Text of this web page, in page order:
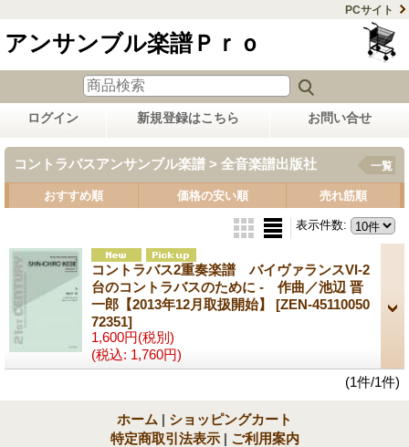
PCサイト
アンサンブル楽譜Ｐｒｏ
ログイン 新規登録はこちら お問い合せ
コントラバスアンサンブル楽譜 > 全音楽譜出版社 一覧
おすすめ順 価格の安い順 売れ筋順
表示件数:
コントラバス2重奏楽譜 バイヴァランスVI-2
台のコントラバスのために - 作曲／池辺 晋
一郎【2013年12月取扱開始】 [ZEN-45110050
72351]
1,600円(税別)
(税込: 1,760円)
(1件/1件)
ホーム | ショッピングカート
特定商取引法表示 | ご利用案内